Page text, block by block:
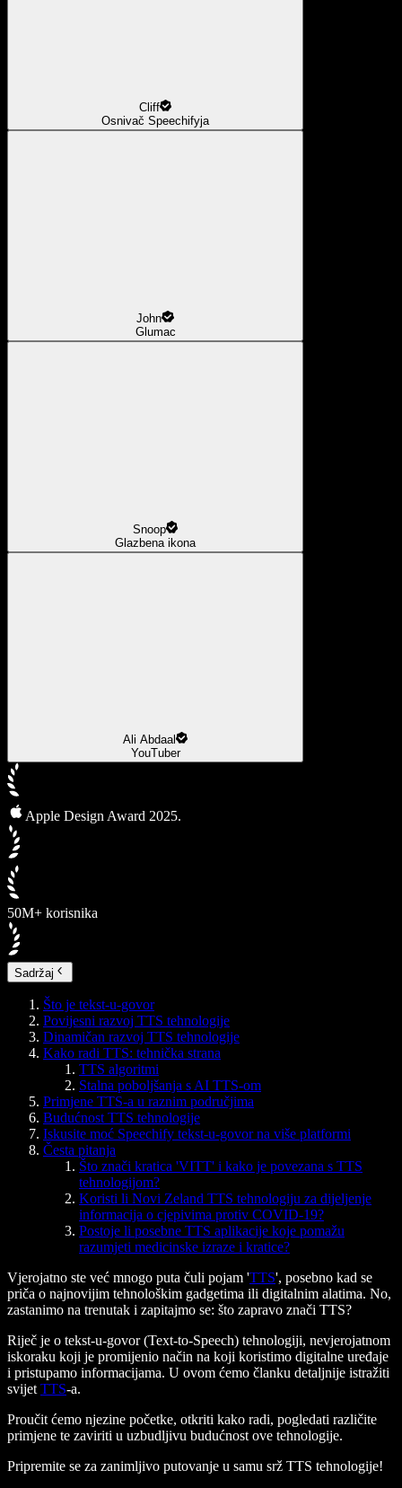
Cliff
Osnivač Speechifyja
John
Glumac
Snoop
Glazbena ikona
Ali Abdaal
YouTuber
Apple Design Award 2025.
50M+ korisnika
Sadržaj
Što je tekst-u-govor
Povijesni razvoj TTS tehnologije
Dinamičan razvoj TTS tehnologije
Kako radi TTS: tehnička strana
TTS algoritmi
Stalna poboljšanja s AI TTS-om
Primjene TTS-a u raznim područjima
Budućnost TTS tehnologije
Iskusite moć Speechify tekst-u-govor na više platformi
Česta pitanja
Što znači kratica 'VITT' i kako je povezana s TTS
tehnologijom?
Koristi li Novi Zeland TTS tehnologiju za dijeljenje
informacija o cjepivima protiv COVID-19?
Postoje li posebne TTS aplikacije koje pomažu
razumjeti medicinske izraze i kratice?
Vjerojatno ste već mnogo puta čuli pojam 'TTS', posebno kad se
priča o najnovijim tehnološkim gadgetima ili digitalnim alatima. No,
zastanimo na trenutak i zapitajmo se: što zapravo znači TTS?
Riječ je o tekst-u-govor (Text-to-Speech) tehnologiji, nevjerojatnom
iskoraku koji je promijenio način na koji koristimo digitalne uređaje
i pristupamo informacijama. U ovom ćemo članku detaljnije istražiti
svijet TTS-a.
Proučit ćemo njezine početke, otkriti kako radi, pogledati različite
primjene te zaviriti u uzbudljivu budućnost ove tehnologije.
Pripremite se za zanimljivo putovanje u samu srž TTS tehnologije!